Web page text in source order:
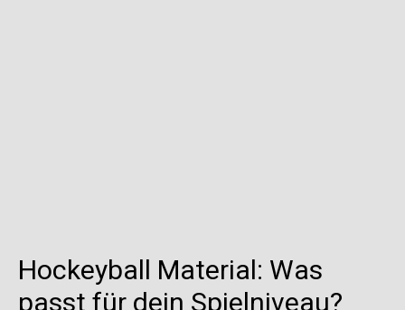
Hockeyball Material: Was
passt für dein Spielniveau?